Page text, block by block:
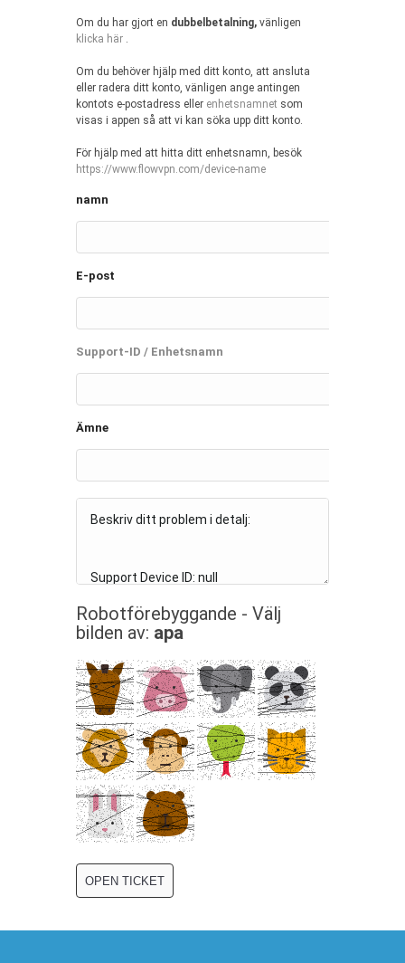
Om du har gjort en dubbelbetalning, vänligen
klicka här .
Om du behöver hjälp med ditt konto, att ansluta
eller radera ditt konto, vänligen ange antingen
kontots e-postadress eller enhetsnamnet som
visas i appen så att vi kan söka upp ditt konto.
För hjälp med att hitta ditt enhetsnamn, besök
https://www.flowvpn.com/device-name
namn
E-post
Support-ID / Enhetsnamn
Ämne
Robotförebyggande - Välj
bilden av: apa